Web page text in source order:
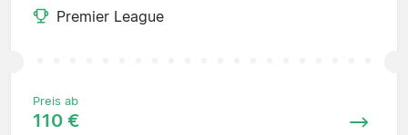
Premier League
Preis ab
110 €